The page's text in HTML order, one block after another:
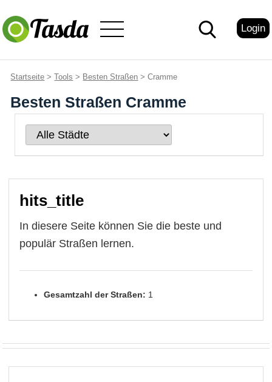
Login
Startseite >Tools > Besten Straßen > Cramme
Besten Straßen Cramme
hits_title
In diesere Seite können Sie die beste und
populär Straßen lernen.
Gesamtzahl der Straßen: 1